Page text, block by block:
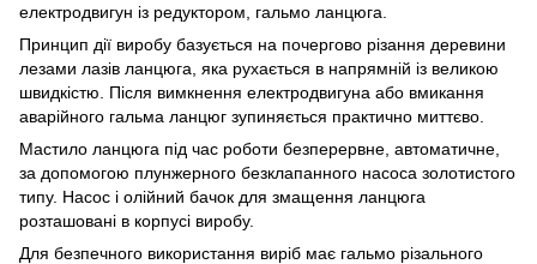
електродвигун із редуктором, гальмо ланцюга.
Принцип дії виробу базується на почергово різання деревини
лезами лазів ланцюга, яка рухається в напрямній із великою
швидкістю. Після вимкнення електродвигуна або вмикання
аварійного гальма ланцюг зупиняється практично миттєво.
Мастило ланцюга під час роботи безперервне, автоматичне,
за допомогою плунжерного безклапанного насоса золотистого
типу. Насос і олійний бачок для змащення ланцюга
розташовані в корпусі виробу.
Для безпечного використання виріб має гальмо різального